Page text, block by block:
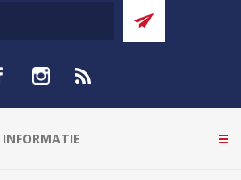
INFORMATIE